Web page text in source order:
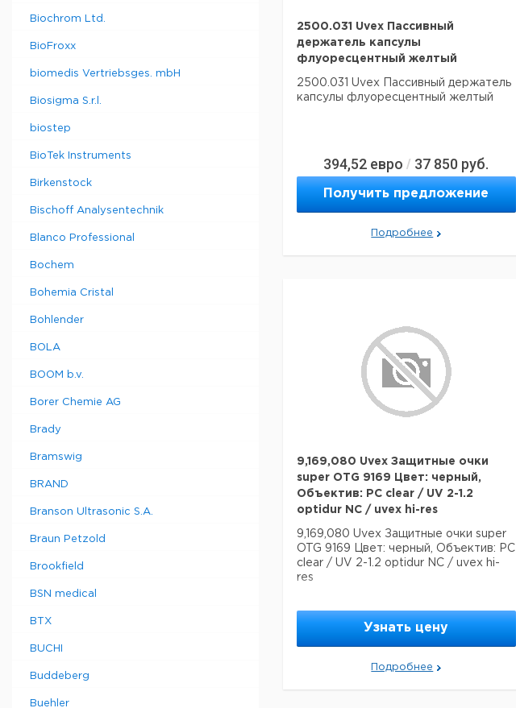
Biochrom Ltd.
BioFroxx
biomedis Vertriebsges. mbH
Biosigma S.r.l.
biostep
BioTek Instruments
Birkenstock
Bischoff Analysentechnik
Blanco Professional
Bochem
Bohemia Cristal
Bohlender
BOLA
BOOM b.v.
Borer Chemie AG
Brady
Bramswig
BRAND
Branson Ultrasonic S.A.
Braun Petzold
Brookfield
BSN medical
BTX
BUCHI
Buddeberg
Buehler
2500.031 Uvex Пассивный
держатель капсулы
флуоресцентный желтый
2500.031 Uvex Пассивный держатель
капсулы флуоресцентный желтый
394,52евро / 37 850 руб.
Получить предложение
Подробнее
9,169,080 Uvex Защитные очки
super OTG 9169 Цвет: черный,
Объектив: PC clear / UV 2-1.2
optidur NC / uvex hi-res
9,169,080 Uvex Защитные очки super
OTG 9169 Цвет: черный, Объектив: PC
clear / UV 2-1.2 optidur NC / uvex hi-
res
Узнать цену
Подробнее